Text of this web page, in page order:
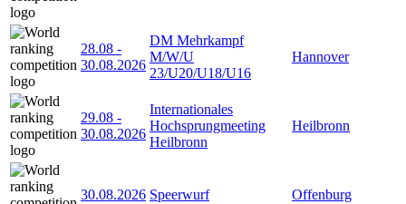
28.08 -
30.08.2026
DM Mehrkampf
M/W/U
23/U20/U18/U16
Hannover
29.08 -
30.08.2026
Internationales
Hochsprungmeeting
Heilbronn
Heilbronn
30.08.2026 Speerwurf Offenburg